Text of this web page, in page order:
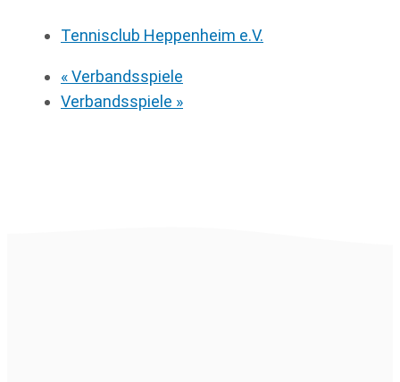
Tennisclub Heppenheim e.V.
«Verbandsspiele
Verbandsspiele »